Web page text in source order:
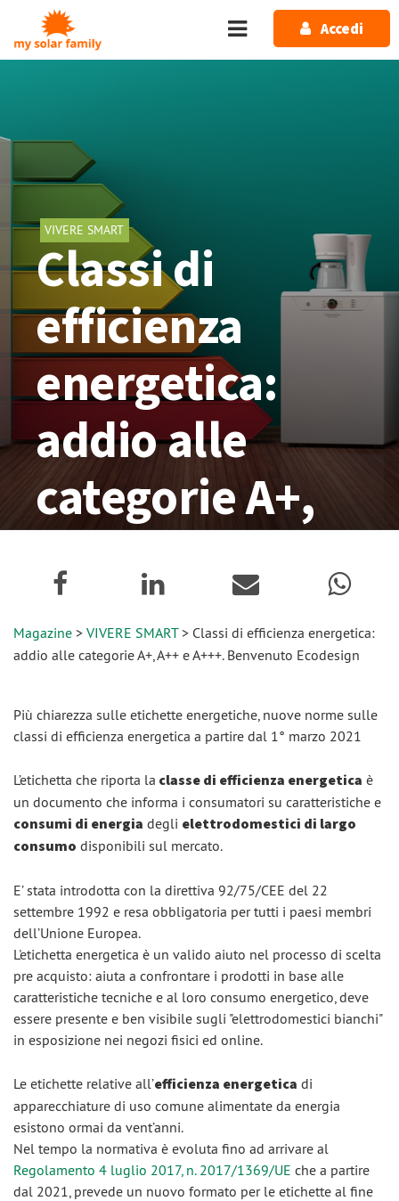
Salta al contenuto principale
Accedi
VIVERE SMART
Classi di
efficienza
energetica:
addio alle
categorie A+,
A++ e A+++.
Benvenuto
Ecodesign
09 Agosto 2019
Magazine > VIVERE SMART > Classi di efficienza energetica:
addio alle categorie A+, A++ e A+++. Benvenuto Ecodesign
Più chiarezza sulle etichette energetiche, nuove norme sulle
classi di efficienza energetica a partire dal 1° marzo 2021
L’etichetta che riporta la classe di efficienza energetica è
un documento che informa i consumatori su caratteristiche e
consumi di energia degli elettrodomestici di largo
consumo disponibili sul mercato.
E’ stata introdotta con la direttiva 92/75/CEE del 22
settembre 1992 e resa obbligatoria per tutti i paesi membri
dell’Unione Europea.
L'etichetta energetica è un valido aiuto nel processo di scelta
pre acquisto: aiuta a confrontare i prodotti in base alle
caratteristiche tecniche e al loro consumo energetico, deve
essere presente e ben visibile sugli "elettrodomestici bianchi"
in esposizione nei negozi fisici ed online.
Le etichette relative all’efficienza energetica di
apparecchiature di uso comune alimentate da energia
esistono ormai da vent’anni.
Nel tempo la normativa è evoluta fino ad arrivare al
Regolamento 4 luglio 2017, n. 2017/1369/UE che a partire
dal 2021, prevede un nuovo formato per le etichette al fine